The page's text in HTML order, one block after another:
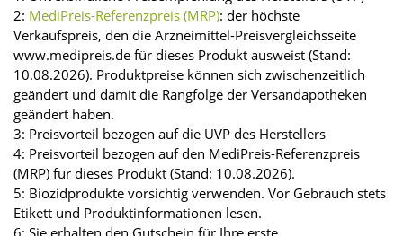
2: MediPreis-Referenzpreis (MRP): der höchste
Verkaufspreis, den die Arzneimittel-Preisvergleichsseite
www.medipreis.de für dieses Produkt ausweist (Stand:
10.08.2026). Produktpreise können sich zwischenzeitlich
geändert und damit die Rangfolge der Versandapotheken
geändert haben.
3: Preisvorteil bezogen auf die UVP des Herstellers
4: Preisvorteil bezogen auf den MediPreis-Referenzpreis
(MRP) für dieses Produkt (Stand: 10.08.2026).
5: Biozidprodukte vorsichtig verwenden. Vor Gebrauch stets
Etikett und Produktinformationen lesen.
6: Sie erhalten den Gutschein für Ihre erste